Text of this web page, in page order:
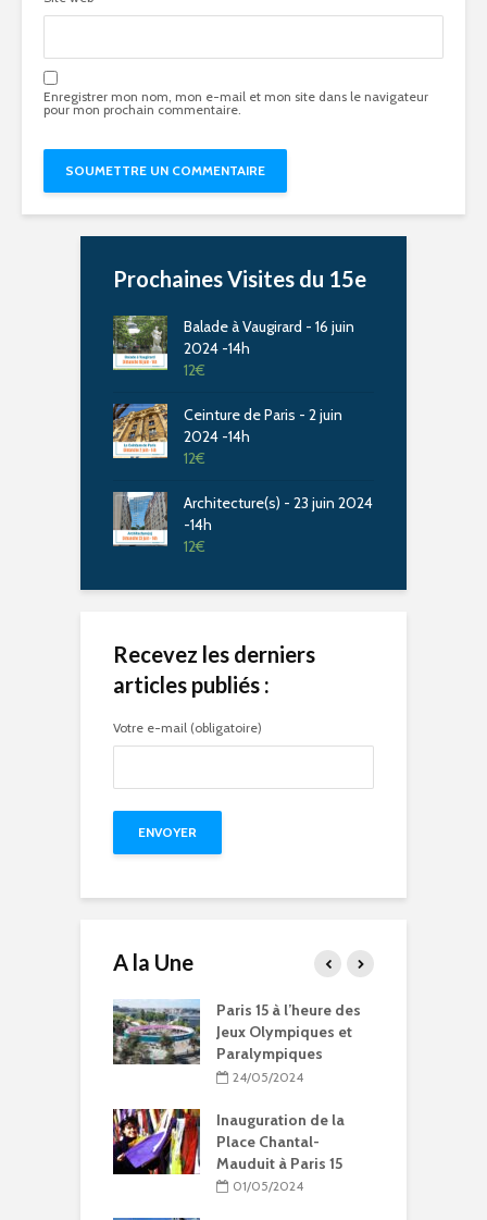
Enregistrer mon nom, mon e-mail et mon site dans le navigateur
pour mon prochain commentaire.
Prochaines Visites du 15e
Balade à Vaugirard - 16 juin
2024 -14h
12€
Ceinture de Paris - 2 juin
2024 -14h
12€
Architecture(s) - 23 juin 2024
-14h
12€
Recevez les derniers
articles publiés :
Votre e-mail (obligatoire)
A la Une
Compétitions, flamme
olympique… les Jeux
Olympiques et
Paralympiques à Paris
11/10/2023
9 projets lauréats
pour Paris 15 au